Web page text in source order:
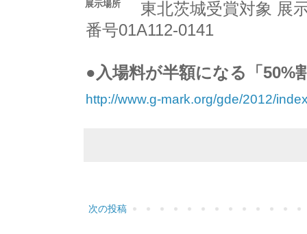
展示場所
東北茨城受賞対象 展
番号01A112-0141
●入場料が半額になる「50%
http://www.g-mark.org/gde/2012/
次の投稿